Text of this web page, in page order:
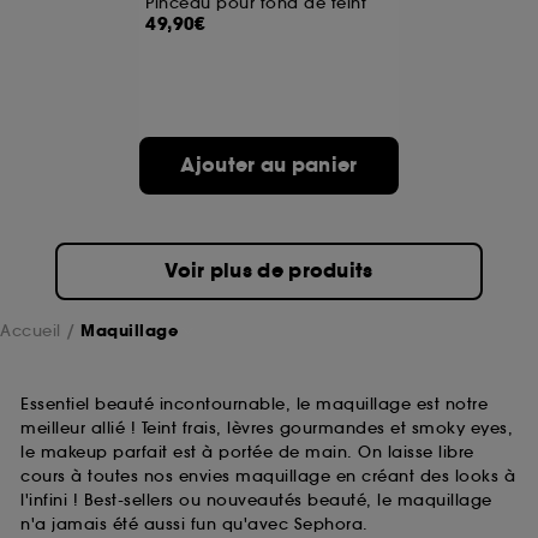
49,90€
Ajouter au panier
Voir plus de produits
Accueil Maquillage
Essentiel beauté incontournable, le maquillage est notre
meilleur allié ! Teint frais, lèvres gourmandes et smoky eyes,
le makeup parfait est à portée de main. On laisse libre
cours à toutes nos envies maquillage en créant des looks à
l'infini ! Best-sellers ou nouveautés beauté, le maquillage
n'a jamais été aussi fun qu'avec Sephora.
choix" ci-dessous ou décider de "tout accepter".
Sephora pourra associer les informations de
navigation collectées par ces Cookies, pour les
sur "continuer sans accepter". Voous pouvez à tout
moment choisir de retirer votrte consentement. Si vous
souhaitez obtenir plus d'information sur les cookies